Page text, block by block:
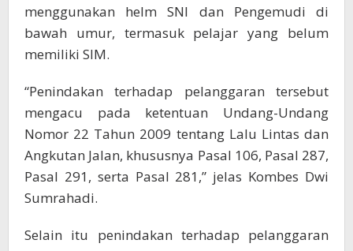
menggunakan helm SNI dan Pengemudi di
bawah umur, termasuk pelajar yang belum
memiliki SIM.
“Penindakan terhadap pelanggaran tersebut
mengacu pada ketentuan Undang-Undang
Nomor 22 Tahun 2009 tentang Lalu Lintas dan
Angkutan Jalan, khususnya Pasal 106, Pasal 287,
Pasal 291, serta Pasal 281,” jelas Kombes Dwi
Sumrahadi.
Selain itu penindakan terhadap pelanggaran